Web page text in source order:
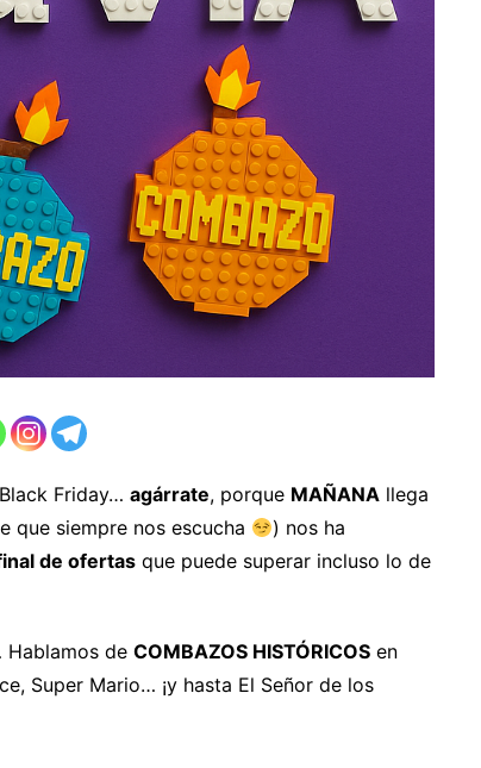
Friday… agárrate, porque MAÑANA llega
que siempre nos escucha
) nos ha
de ofertas que puede superar incluso lo de
Hablamos de COMBAZOS HISTÓRICOS en
Super Mario… ¡y hasta El Señor de los